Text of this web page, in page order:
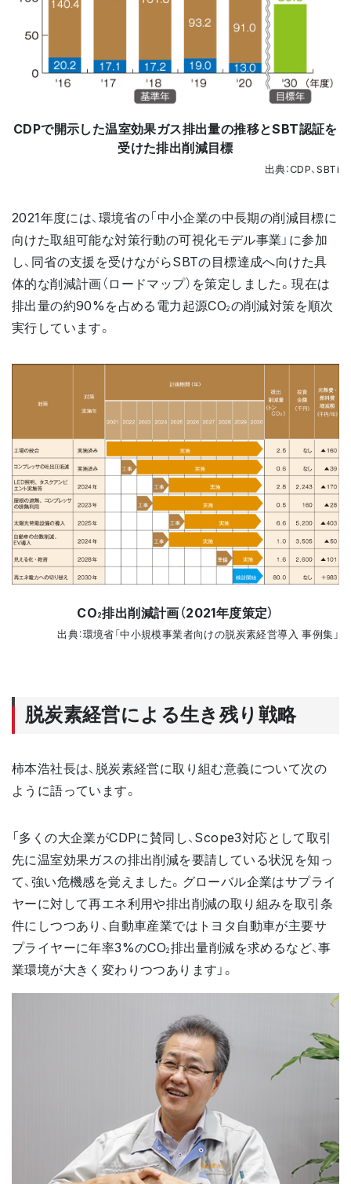
CDPで開示した温室効果ガス排出量の推移とSBT認証を
受けた排出削減目標
出典：CDP、SBTi
2021年度には、環境省の「中小企業の中長期の削減目標に
向けた取組可能な対策行動の可視化モデル事業」に参加
し、同省の支援を受けながらSBTの目標達成へ向けた具
体的な削減計画（ロードマップ）を策定しました。現在は
排出量の約90%を占める電力起源CO2 の削減対策を順次
実行しています。
CO 2排出削減計画（2021年度策定）
出典：環境省「中小規模事業者向けの脱炭素経営導入 事例集」
脱炭素経営による生き残り戦略
柿本浩社長は、脱炭素経営に取り組む意義について次の
ように語っています。
「多くの大企業がCDPに賛同し、Scope3対応として取引
先に温室効果ガスの排出削減を要請している状況を知っ
て、強い危機感を覚えました。グローバル企業はサプライ
ヤーに対して再エネ利用や排出削減の取り組みを取引条
件にしつつあり、自動車産業ではトヨタ自動車が主要サ
プライヤーに年率3%のCO2 排出量削減を求めるなど、事
業環境が大きく変わりつつあります」。